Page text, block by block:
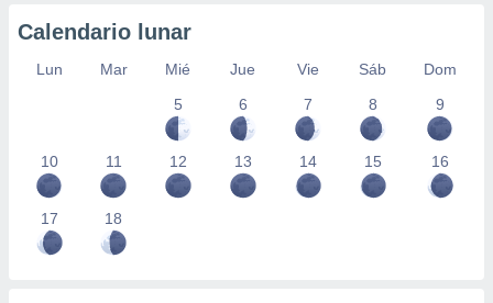
Calendario lunar
Lun Mar Mié Jue Vie Sáb
Dom
5
6 7 8 9
10 11 12 13 14 15 16
17 18